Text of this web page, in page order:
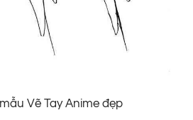
Vẽ Tay Anime đẹp